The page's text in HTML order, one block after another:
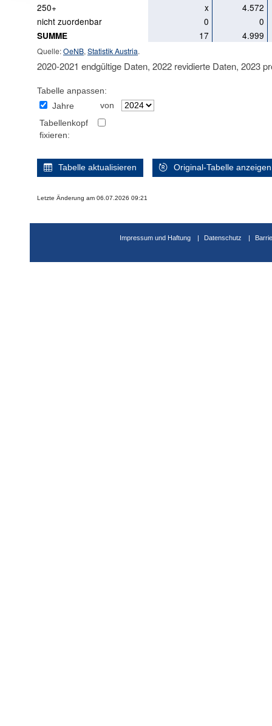
250+
x
4.572
nicht zuordenbar
0 0
SUMME 17 4.999
Quelle:OeNB, Statistik Austria.
2020-2021 endgültige Daten, 2022 revidierte Daten, 2023
Tabelle anpassen:
Jahre
von
Tabellenkopf
fixieren:
Tabelle aktualisieren Original-Tabelle anzeigen
Letzte Änderung am 06.07.2026 09:21
Impressum und Haftung Datenschutz